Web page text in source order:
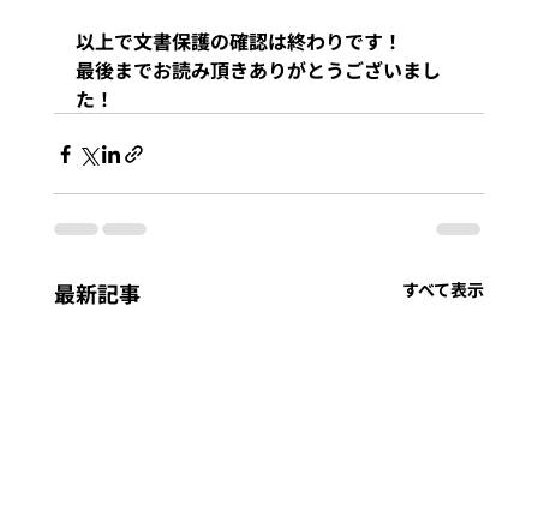
以上で文書保護の確認は終わりです！
最後までお読み頂きありがとうございまし
た！
最新記事 すべて表示